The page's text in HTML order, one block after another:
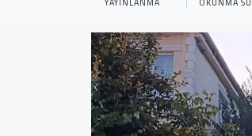
Teknoloji